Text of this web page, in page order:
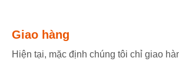
Giao hàng
Hiện tại, mặc định chúng tôi chỉ giao